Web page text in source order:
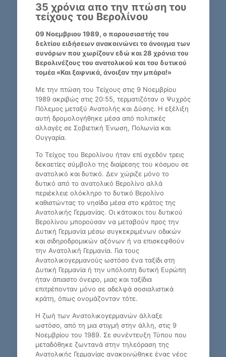
35 χρόνια απο την πτώση του
τείχους του Βερολίνου
09 Νοεμβριου 1989, ο παρουσιαστής του
δελτίου ειδήσεων ανακοινώνει το άνοιγμα των
συνόρων που χωρίζουν εδώ και 28 χρόνια του
Βερολινέζους του ανατολικού και του δυτικού
τομέα «Και ξαφνικά, άνοιξαν την μπάρα!»
Με την πτώση του Τείχους στις 9 Νοεμβρίου
1989 ακριβώς στις 20:55, τερματιζόταν ο Ψυχρός
Πόλεμος μεταξύ Ανατολής και Δύσης. Η εξέλιξη
αυτή δρομολογήθηκε μέσα από πολιτικές
αλλαγές σε Σοβιετική Ένωση, Πολωνία και
Ουγγαρία.
Το Τείχος του Βερολίνου ήταν επί σχεδόν τρεις
δεκαετίες σύμβολο της διαίρεσης του κόσμου σε
ανατολικό και δυτικό. Δεν χώριζε μόνο το
δυτικό από το ανατολικό Βερολίνο αλλά
περιέκλειε ολόκληρο το δυτικό Βερολίνο
καθιστώντας το νησίδα μέσα στο κράτος της
Ανατολικής Γερμανίας. Οι κάτοικοι του δυτικού
Βερολίνου μπορούσαν να μεταβούν προς την
Δυτική Γερμανία μέσω συγκεκριμένων οδικών
και σιδηροδρομικών αξόνων ή να επισκεφθούν
την Ανατολική Γερμανία. Για τους
Ανατολικογερμανούς ωστόσο ένα ταξίδι στη
Δυτική Γερμανία ή την υπόλοιπη δυτική Ευρώπη
ήταν άπιαστο όνειρο, μιας και ταξίδια
επιτρέπονταν μόνο σε αδελφά σοσιαλιστικά
κράτη, όπως ονομάζονταν τότε.
Η ζωή των Ανατολικογερμανών άλλαξε
ωστόσο, από τη μια στιγμή στην άλλη, στις 9
Νοεμβρίου του 1989. Σε συνέντευξη Τύπου που
μεταδόθηκε ζωντανά στην τηλεόραση της
Ανατολικής Γερμανίας ανακοινώθηκε ένας νέος